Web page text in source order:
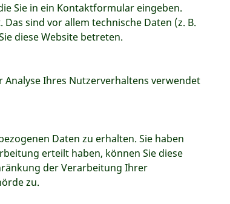
Sie in ein Kontaktformular eingeben.
sind vor allem technische Daten (z. B.
diese Website betreten.
Ihres Nutzerverhaltens verwendet
Daten zu erhalten. Sie haben
erteilt haben, können Sie diese
der Verarbeitung Ihrer
zu.